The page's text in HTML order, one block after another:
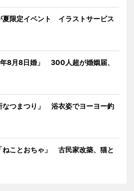
夏限定イベント イラストサービス
8月8日婚」 300人超が婚姻届、
なつまつり」 浴衣姿でヨーヨー釣
ねことおちゃ」 古民家改築、猫と